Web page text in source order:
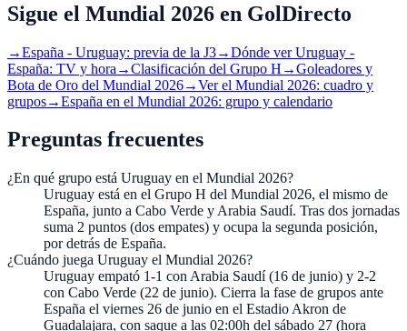
Sigue el Mundial 2026 en GolDirecto
→España - Uruguay: previa de la J3→Dónde ver Uruguay -
España: TV y hora →Clasificación del Grupo H →Goleadores y
Bota de Oro del Mundial 2026→Ver el Mundial 2026: cuadro y
grupos→España en el Mundial 2026: grupo y calendario
Preguntas frecuentes
¿En qué grupo está Uruguay en el Mundial 2026?
Uruguay está en el Grupo H del Mundial 2026, el mismo de
España, junto a Cabo Verde y Arabia Saudí. Tras dos jornadas
suma 2 puntos (dos empates) y ocupa la segunda posición,
por detrás de España.
¿Cuándo juega Uruguay el Mundial 2026?
Uruguay empató 1-1 con Arabia Saudí (16 de junio) y 2-2
con Cabo Verde (22 de junio). Cierra la fase de grupos ante
España el viernes 26 de junio en el Estadio Akron de
Guadalajara, con saque a las 02:00h del sábado 27 (hora